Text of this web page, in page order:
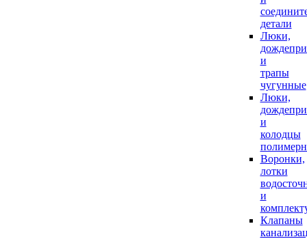
детали
Люки,
и
трапы
чугунные
Люки,
и
колодцы
Воронки,
лотки
и
Клапаны